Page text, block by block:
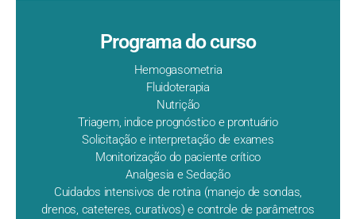
Programa do curso
Hemogasometria
Fluidoterapia
Nutrição
Triagem, indice prognóstico e prontuário
Solicitação e interpretação de exames
Monitorização do paciente crítico
Analgesia e Sedação
Cuidados intensivos de rotina (manejo de sondas,
drenos, cateteres, curativos) e controle de parâmetros